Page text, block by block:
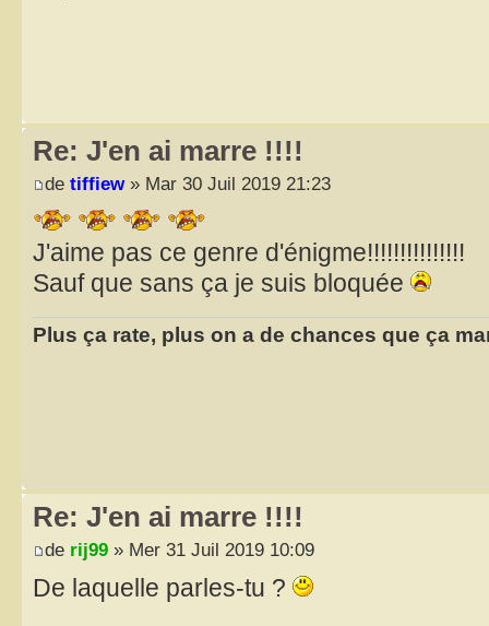
Re: J'en ai marre !!!!
de tiffiew» Mar 30 Juil 2019 21:23
J'aime pas ce genre d'énigme!!!!!!!!!!!!!!!
Sauf que sans ça je suis bloquée
Plus ça rate, plus on a de chances que ça
Re: J'en ai marre !!!!
de rij99 » Mer 31 Juil 2019 10:09
De laquelle parles-tu ?